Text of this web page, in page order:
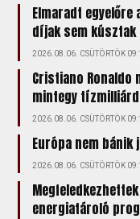
Elmaradt
díjak sem kúsztak
2026.08.06. CSÜTÖRTÖK
Cristiano
mintegy
2026.08.06. CSÜTÖRTÖK
Európa nem bánik
2026.08.06. CSÜTÖRTÖK
energiatároló